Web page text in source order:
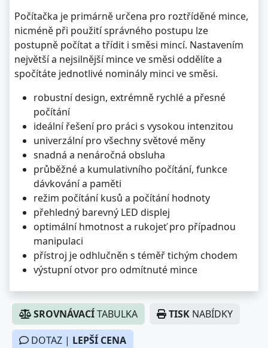
Počítačka je primárně určena pro roztříděné mince,
nicméně při použití správného postupu lze
postupně počítat a třídit i směsi mincí. Nastavením
největší a nejsilnější mince ve směsi oddělíte a
spočítáte jednotlivé nominály minci ve směsi.
robustní design, extrémně rychlé a přesné
počítání
ideální řešení pro práci s vysokou intenzitou
univerzální pro všechny světové měny
snadná a nenáročná obsluha
průběžné a kumulativního počítání, funkce
dávkování a paměti
režim počítání kusů a počítání hodnoty
přehledný barevný LED displej
optimální hmotnost a rukojeť pro případnou
manipulaci
přístroj je odhlučněn s téměř tichým chodem
výstupní otvor pro odmítnuté mince
SROVNÁVACÍTABULKA TISK NABÍDKY
DOTAZ | LEPŠÍ CENA